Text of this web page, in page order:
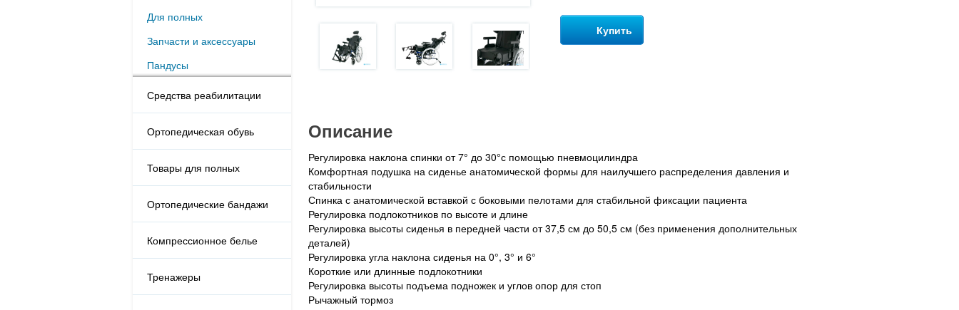
Для полных
Запчасти и аксессуары
Пандусы
Средства реабилитации
Ортопедическая обувь
Товары для полных
Ортопедические бандажи
Компрессионное белье
Тренажеры
Купить
Описание
Регулировка наклона спинки от 7° до 30°с помощью пневмоцилиндра
Комфортная подушка на сиденье анатомической формы для наилучшего распределения давления и
стабильности
Спинка с анатомической вставкой с боковыми пелотами для стабильной фиксации пациента
Регулировка подлокотников по высоте и длине
Регулировка высоты сиденья в передней части от 37,5 см до 50,5 см (без применения дополнительных
деталей)
Регулировка угла наклона сиденья на 0°, 3° и 6°
Короткие или длинные подлокотники
Регулировка высоты подъема подножек и углов опор для стоп
Рычажный тормоз